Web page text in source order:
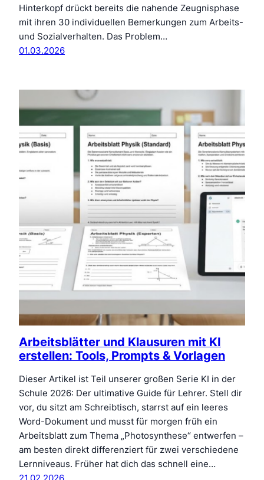
Hinterkopf drückt bereits die nahende Zeugnisphase
mit ihren 30 individuellen Bemerkungen zum Arbeits-
und Sozialverhalten. Das Problem…
01.03.2026
Arbeitsblätter und Klausuren mit KI
erstellen: Tools, Prompts & Vorlagen
Dieser Artikel ist Teil unserer großen Serie KI in der
Schule 2026: Der ultimative Guide für Lehrer. Stell dir
vor, du sitzt am Schreibtisch, starrst auf ein leeres
Word-Dokument und musst für morgen früh ein
Arbeitsblatt zum Thema „Photosynthese“ entwerfen –
am besten direkt differenziert für zwei verschiedene
Lernniveaus. Früher hat dich das schnell eine…